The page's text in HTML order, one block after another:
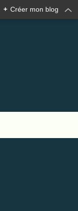
+ Créer mon blog